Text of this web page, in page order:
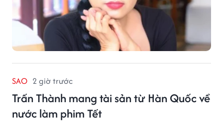
SAO 2 giờ trước
Trấn Thành mang tài sản từ Hàn Quốc về
nước làm phim Tết